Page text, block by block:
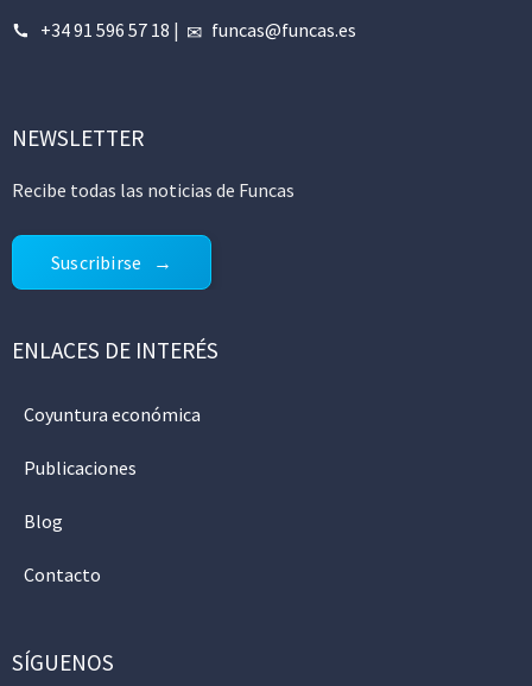
+34 91 596 57 18 | funcas@funcas.es
NEWSLETTER
Recibe todas las noticias de Funcas
Suscribirse
ENLACES DE INTERÉS
Coyuntura económica
Publicaciones
Blog
Contacto
SÍGUENOS